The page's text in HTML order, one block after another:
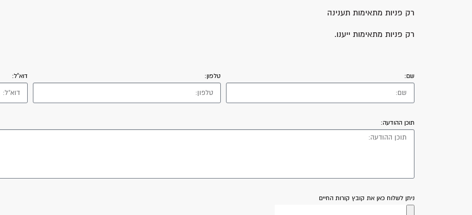
רק פניות מתאימות תענינה
רק פניות מתאימות ייענו.
שם: טלפון: דוא"ל:
תוכן ההודעה:
ניתן לשלוח כאן את קובץ קורות החיים